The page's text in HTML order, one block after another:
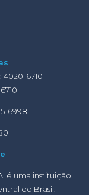
6710
6998
é uma instituição
do Brasil.